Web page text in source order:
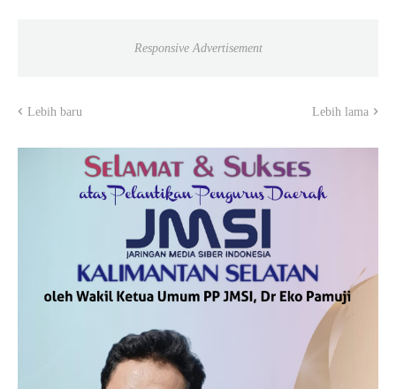
Responsive Advertisement
Lebih baru Lebih lama